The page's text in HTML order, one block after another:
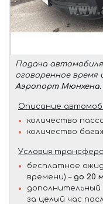
Подача автомобиля
оговоренное время
Аэропорт Мюнхена.
Описание
количество
количество
Условия
бесплатное
времени) – до 20
дополнительный
за целый час